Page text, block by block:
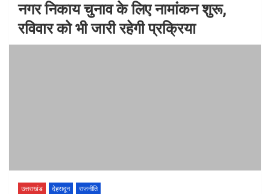
नगर निकाय चुनाव के लिए नामांकन शुरू,
रविवार को भी जारी रहेगी प्रक्रिया
उत्तराखंड देहरादून राजनीति